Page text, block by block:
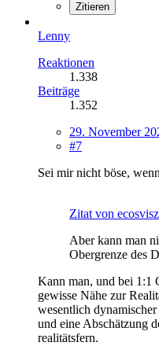
Zitieren
Lenny
Reaktionen
1.338
Beiträge
1.352
29. November
#7
Sei mir nicht böse,
Zitat von
Aber kann man
Obergrenze des
Kann man, und bei 1:1
gewisse Nähe zur
wesentlich
und eine Abschätzung
realitätsfern.